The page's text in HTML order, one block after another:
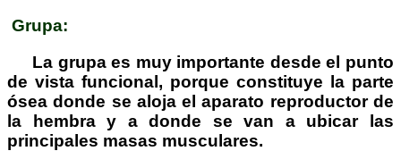
Grupa:
La grupa es muy importante desde el punto
de vista funcional, porque constituye la parte
ósea donde se aloja el aparato reproductor de
la hembra y a donde se van a ubicar las
principales masas musculares.